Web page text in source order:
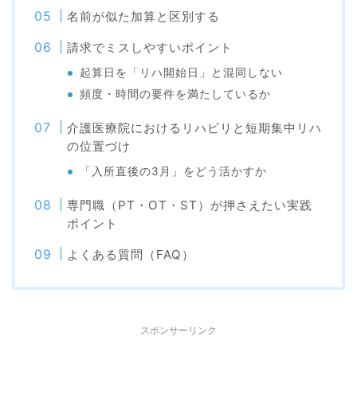
名前が似た加算と区別する
請求でミスしやすいポイント
起算日を「リハ開始日」と混同しない
頻度・時間の要件を満たしているか
介護医療院におけるリハビリと短期集中リハ
の位置づけ
「入所直後の3月」をどう活かすか
専門職（PT・OT・ST）が押さえたい実践
ポイント
よくある質問（FAQ）
スポンサーリンク